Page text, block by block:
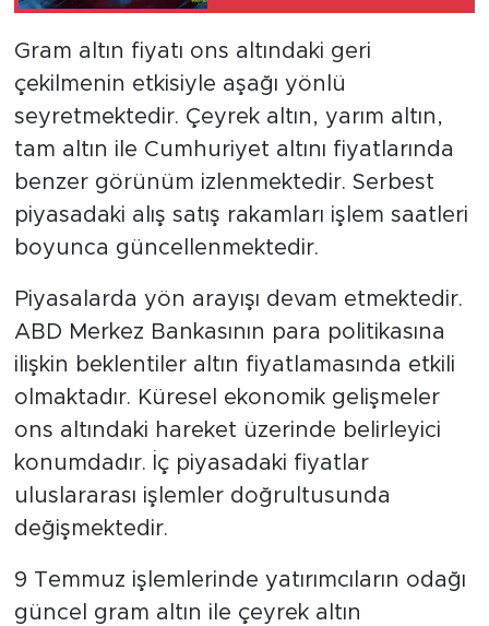
Gram altın fiyatı ons altındaki geri
çekilmenin etkisiyle aşağı yönlü
seyretmektedir. Çeyrek altın, yarım altın,
tam altın ile Cumhuriyet altını fiyatlarında
benzer görünüm izlenmektedir. Serbest
piyasadaki alış satış rakamları işlem saatleri
boyunca güncellenmektedir.
Piyasalarda yön arayışı devam etmektedir.
ABD Merkez Bankasının para politikasına
ilişkin beklentiler altın fiyatlamasında etkili
olmaktadır. Küresel ekonomik gelişmeler
ons altındaki hareket üzerinde belirleyici
konumdadır. İç piyasadaki fiyatlar
uluslararası işlemler doğrultusunda
değişmektedir.
9 Temmuz işlemlerinde yatırımcıların odağı
güncel gram altın ile çeyrek altın